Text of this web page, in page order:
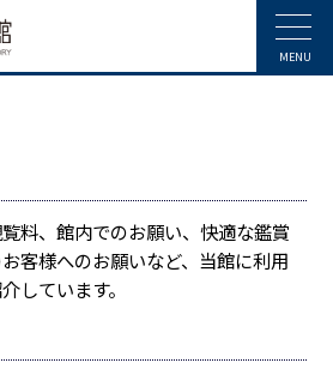
MENU
料、館内でのお願い、快適な鑑賞
客様へのお願いなど、当館に利用
しています。